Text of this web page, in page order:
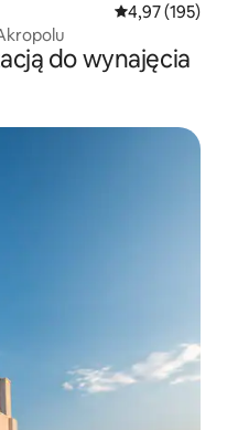
Średnia
4,97 (195)
do wynajęcia